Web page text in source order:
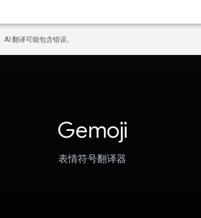
翻译可能包含错误。
Gemoji
表情符号翻译器